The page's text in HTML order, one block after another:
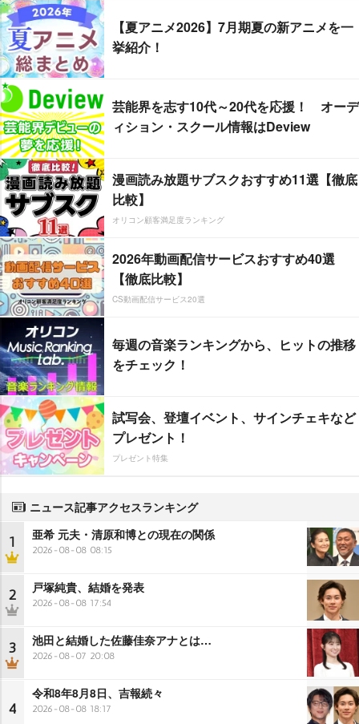
【夏アニメ2026】7月期夏の新アニメを一
挙紹介！
芸能界を志す10代～20代を応援！ オーデ
ィション・スクール情報はDeview
漫画読み放題サブスクおすすめ11選【徹底
比較】
オリコン顧客満足度ランキング
2026年動画配信サービスおすすめ40選
【徹底比較】
CS動画配信サービス20選
毎週の音楽ランキングから、ヒットの推移
をチェック！
試写会、登壇イベント、サインチェキなど
プレゼント！
プレゼント特集
ニュース記事アクセスランキング
1 亜希 元夫・清原和博との現在の関係
2026-08-08 08:15
2 戸塚純貴、結婚を発表
2026-08-08 17:54
3 池田と結婚した佐藤佳奈アナとは…
2026-08-07 20:08
4
令和8年8月8日、吉報続々
2026-08-08 18:17